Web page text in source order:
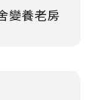
變養老房